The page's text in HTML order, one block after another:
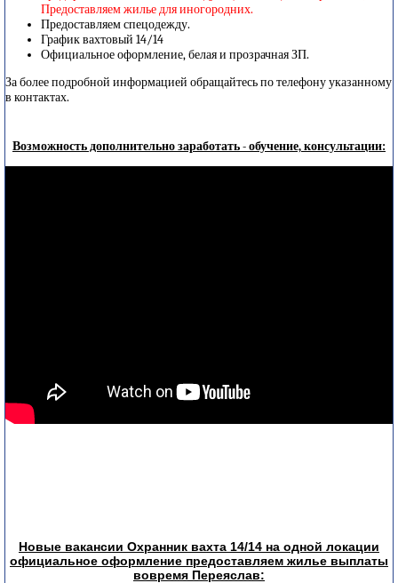
Предоставляем жилье для иногородних.
Предоставляем спецодежду.
График вахтовый 14/14
Официальное оформление, белая и прозрачная ЗП.
За более подробной информацией обращайтесь по телефону указанному
в контактах.
Возможность дополнительно заработать - обучение, консультации:
Новые вакансии Охранник вахта 14/14 на одной локации
официальное оформление предоставляем жилье выплаты
вовремя Переяслав: